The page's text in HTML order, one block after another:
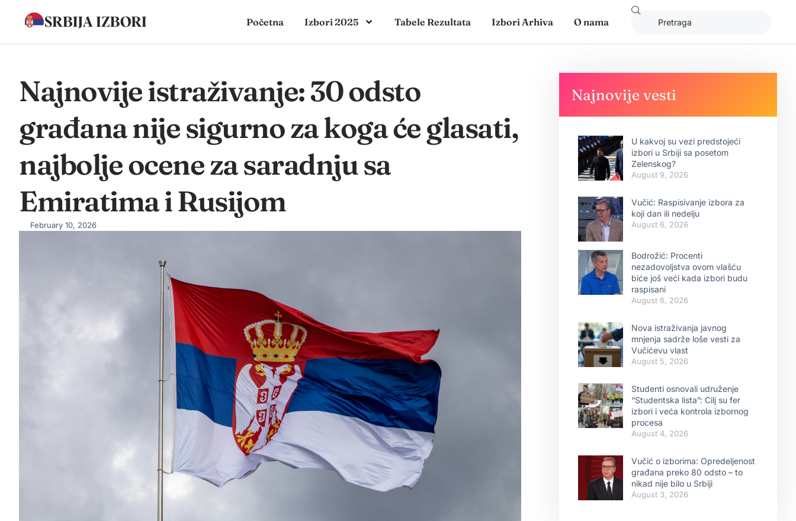
Početna Izbori 2025 Tabele Rezultata Izbori Arhiva O nama
Najnovije istraživanje: 30 odsto
građana nije sigurno za koga će glasati,
najbolje ocene za saradnju sa
Emiratima i Rusijom
February 10, 2026
Najnovije vesti
U kakvoj su vezi predstojeći
izbori u Srbiji sa posetom
Zelenskog?
August 9, 2026
Vučić: Raspisivanje izbora za
koji dan ili nedelju
August 6, 2026
Bodrožić: Procenti
nezadovoljstva ovom vlašću
biće još veći kada izbori budu
raspisani
August 6, 2026
Nova istraživanja javnog
mnjenja sadrže loše vesti za
Vučićevu vlast
August 5, 2026
Studenti osnovali udruženje
“Studentska lista”: Cilj su fer
izbori i veća kontrola izbornog
procesa
August 4, 2026
Vučić o izborima: Opredeljenost
građana preko 80 odsto – to
nikad nije bilo u Srbiji
August 3, 2026